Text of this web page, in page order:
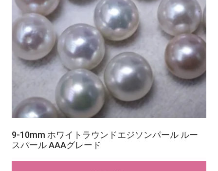
9-10mm ホワイトラウンドエジソンパール ルー
スパール AAAグレード